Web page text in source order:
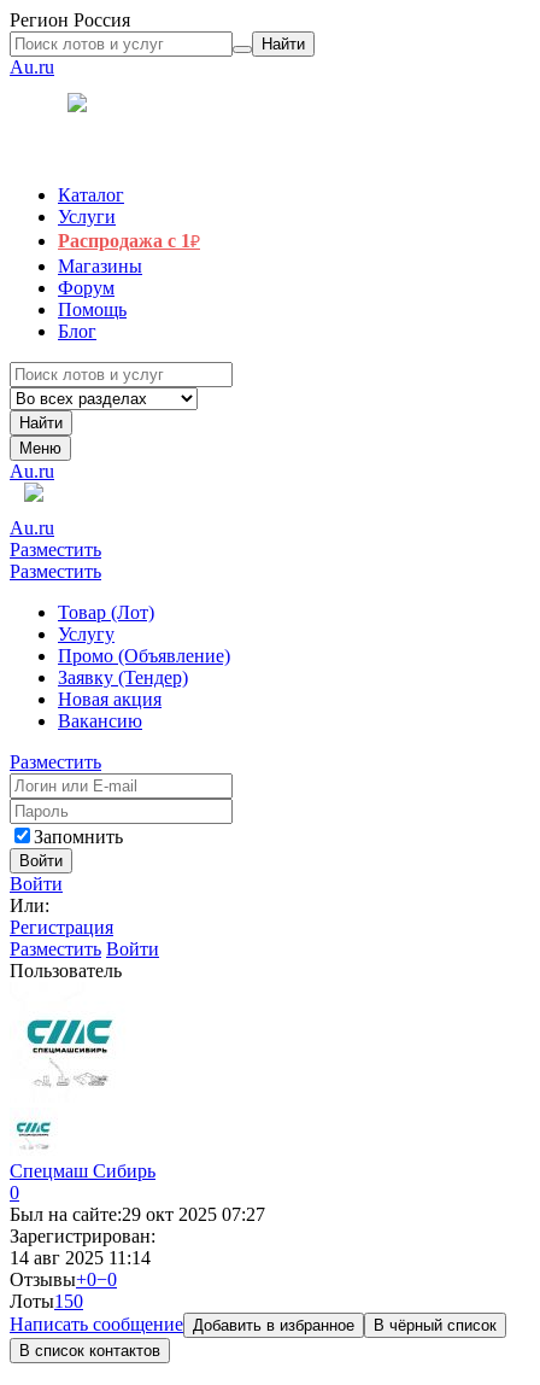
Регион Россия
Найти
Au.ru
Каталог
Услуги
Распродажа с 1₽
Магазины
Форум
Помощь
Блог
Найти
Меню
Au.ru
Au.ru
Разместить
Разместить
Товар (Лот)
Услугу
Промо (Объявление)
Заявку (Тендер)
Новая акция
Вакансию
Разместить
Запомнить
Войти
Войти
Или:
Регистрация
Разместить Войти
Пользователь
Спецмаш Сибирь
0
Был на сайте:29 окт 2025 07:27
Зарегистрирован:
14 авг 2025 11:14
Отзывы+0−0
Лоты150
Написать сообщение Добавить в избранное
В чёрный список
В список контактов